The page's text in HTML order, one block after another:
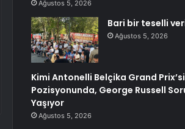
Ağustos 5, 2026
Bari bir teselli
Ağustos 5, 2026
Kimi Antonelli Belçika Grand
Pozisyonunda, George Russell
Yaşıyor
Ağustos 5, 2026